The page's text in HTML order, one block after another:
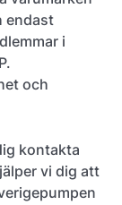
endast
i
och
kontakta
vi dig att